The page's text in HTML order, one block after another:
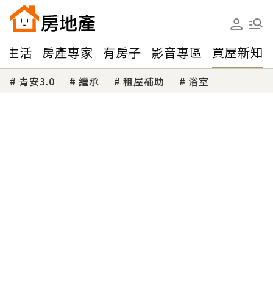
生活 房產專家 有房子 影音專區 買屋新知
青安3.0 繼承 租屋補助 浴室